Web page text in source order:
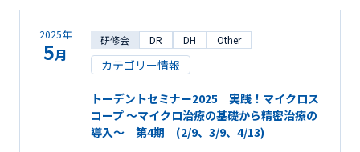
2025年
5月
研修会 DR DH Other
カテゴリー情報
トーデントセミナー2025 実践！マイクロス
コープ ～マイクロ治療の基礎から精密治療の
導入～ 第4期 (2/9、3/9、4/13)